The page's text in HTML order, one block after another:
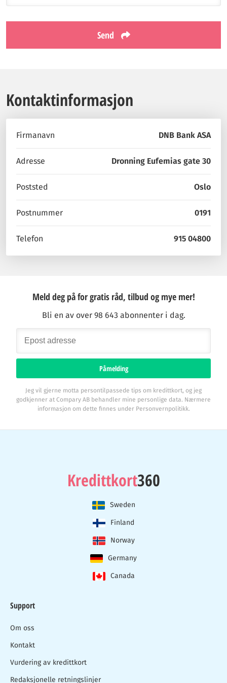
Send
Kontaktinformasjon
Firmanavn DNB Bank ASA
Adresse Dronning Eufemias gate 30
Poststed Oslo
Postnummer 0191
Telefon 915 04800
Meld deg på for gratis råd, tilbud og mye mer!
Bli en av over 98 643 abonnenter i dag.
Påmelding
Jeg vil gjerne motta persontilpassede tips om kredittkort, og jeg
godkjenner at Compary AB behandler mine personlige data. Nærmere
informasjon om dette finnes under Personvernpolitikk.
Kredittkort360
Sweden
Finland
Norway
Germany
Canada
Support
Om oss
Kontakt
Vurdering av kredittkort
Redaksjonelle retningslinjer